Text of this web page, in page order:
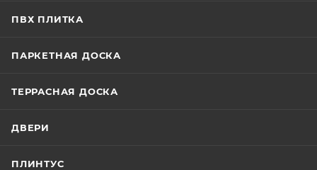
ПВХ ПЛИТКА
ПАРКЕТНАЯ ДОСКА
ТЕРРАСНАЯ ДОСКА
ДВЕРИ
ПЛИНТУС